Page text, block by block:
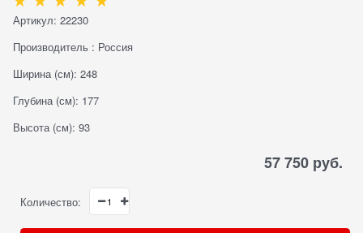
Артикул: 22230
Производитель : Россия
Ширина (см): 248
Глубина (см): 177
Высота (см): 93
57 750 руб.
Количество: